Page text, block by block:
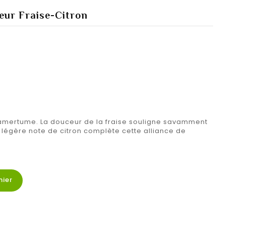
Fraise-Citron
La douceur de la fraise souligne savamment
note de citron complète cette alliance de